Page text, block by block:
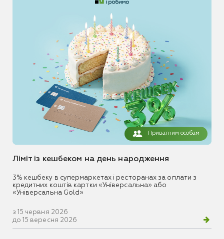
Приватним особам
Ліміт із кешбеком на день народження
3% кешбеку в супермаркетах і ресторанах за оплати з
кредитних коштів картки «Універсальна» або
«Універсальна Gold»
з 15 червня 2026
до 15 вересня 2026